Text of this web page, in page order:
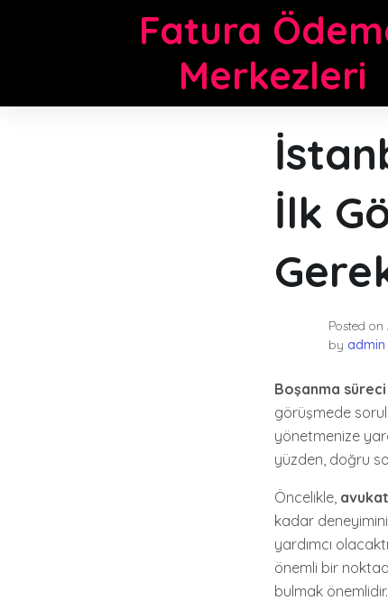
Fatura
Merkezleri
İlk
Posted on
by admin
Boşanma süreci
görüşmede
yönetmenize
yüzden, doğru
Öncelikle,
kadar
yardımcı
önemli bir
bulmak önemlidir.